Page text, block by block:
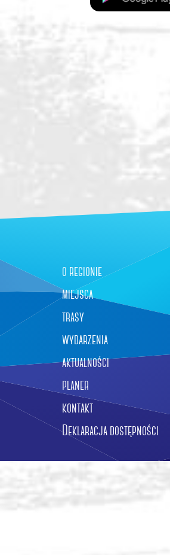
o regionie
miejsca
trasy
wydarzenia
aktualności
planer
kontakt
Deklaracja dostępności